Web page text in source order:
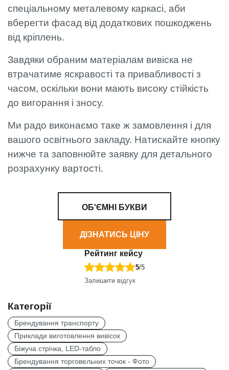
спеціальному металевому каркасі, аби
вберегти фасад від додаткових пошкоджень
від кріплень.
Завдяки обраним матеріалам вивіска не
втрачатиме яскравості та привабливості з
часом, оскільки вони мають високу стійкість
до вигорання і зносу.
Ми радо виконаємо таке ж замовлення і для
вашого освітнього закладу. Натискайте кнопку
нижче та заповнюйте заявку для детального
розрахунку вартості.
ОБ'ЄМНІ БУКВИ
ДІЗНАТИСЬ ЦІНУ
Рейтинг кейсу
5/5
Залишити відгук
Категорії
Брендування транспорту
Приклади виготовлення вивісок
Біжуча стрічка, LED-табло
Брендування торговельних точок - Фото